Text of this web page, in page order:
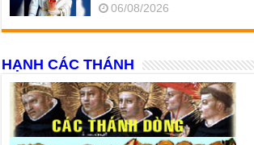
06/08/2026
HẠNH CÁC THÁNH